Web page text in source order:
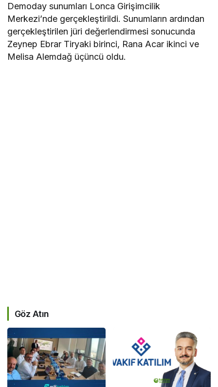
Demoday sunumları Lonca Girişimcilik
Merkezi’nde gerçekleştirildi. Sunumların ardından
gerçekleştirilen jüri değerlendirmesi sonucunda
Zeynep Ebrar Tiryaki birinci, Rana Acar ikinci ve
Melisa Alemdağ üçüncü oldu.
Göz Atın